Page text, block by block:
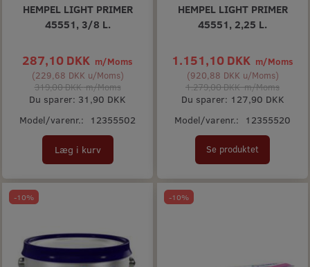
HEMPEL LIGHT PRIMER
45551, 3/8 L.
287,10 DKK m/Moms
(229,68 DKK u/Moms)
319,00 DKKm/Moms
Du sparer: 31,90 DKK
Model/varenr.:
12355502
Læg i kurv
HEMPEL LIGHT PRIMER
45551, 2,25 L.
1.151,10 DKK m/Moms
(920,88 DKK u/Moms)
1.279,00 DKKm/Moms
Du sparer: 127,90 DKK
Model/varenr.:
12355520
Se produktet
-10% -10%